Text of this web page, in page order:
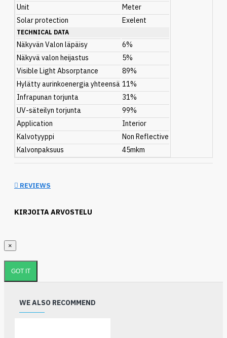
Unit
Meter
Solar protection
Exelent
TECHNICAL DATA
Näkyvän Valon läpäisy
6%
Näkyvä valon heijastus
5%
Visible Light Absorptance
89%
Hylätty aurinkoenergia yhteensä 11%
Infrapunan torjunta
31%
UV-säteilyn torjunta
99%
Application
Interior
Kalvotyyppi
Non Reflective
Kalvonpaksuus
45mkm
REVIEWS
KIRJOITA ARVOSTELU
×
GOT IT
WE ALSO RECOMMEND